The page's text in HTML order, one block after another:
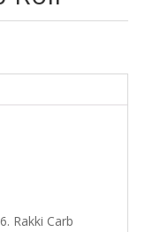
Rakki Carb